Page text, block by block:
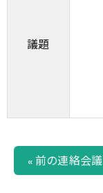
議題
« 前の連絡会議